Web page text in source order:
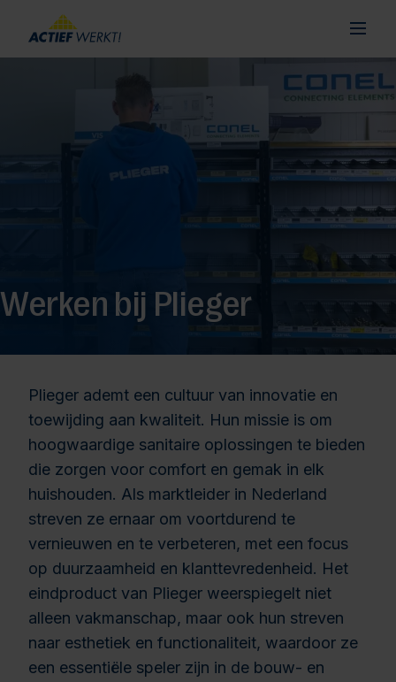
Werken bij Plieger
Plieger ademt een cultuur van innovatie en
toewijding aan kwaliteit. Hun missie is om
hoogwaardige sanitaire oplossingen te bieden
die zorgen voor comfort en gemak in elk
huishouden. Als marktleider in Nederland
streven ze ernaar om voortdurend te
vernieuwen en te verbeteren, met een focus
op duurzaamheid en klanttevredenheid. Het
eindproduct van Plieger weerspiegelt niet
alleen vakmanschap, maar ook hun streven
naar esthetiek en functionaliteit, waardoor ze
een essentiële speler zijn in de bouw- en